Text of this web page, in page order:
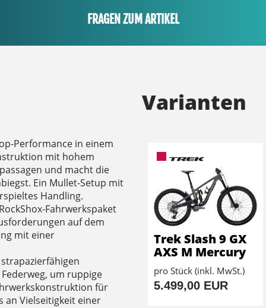
FRAGEN ZUM ARTIKEL
Performance in einem
mit hohem
und macht die
Ein Mullet-Setup mit
Handling.
Fahrwerkspaket
auf dem
mit einer
um ruppige
für
an Vielseitigkeit einer
Varianten
Trek Slash 9 GX
AXS M Mercury
pro Stück (inkl. MwSt.)
5.499,00 EUR